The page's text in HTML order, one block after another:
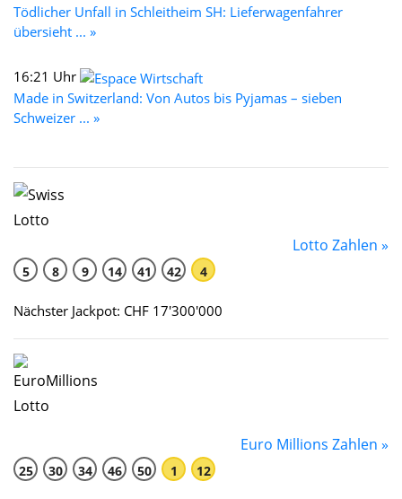
Tödlicher Unfall in Schleitheim SH: Lieferwagenfahrer
übersieht ... »
16:21 Uhr
Made in Switzerland: Von Autos bis Pyjamas – sieben
Schweizer ... »
Lotto Zahlen »
5 8 9 14 41 42 4
Nächster Jackpot: CHF 17'300'000
Euro Millions Zahlen »
25 30 34 46 50 1 12